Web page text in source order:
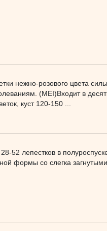
нежно-розового цвета
(MEI)Входит в
куст 120-150 ...
52 лепестков в
формы со слегка